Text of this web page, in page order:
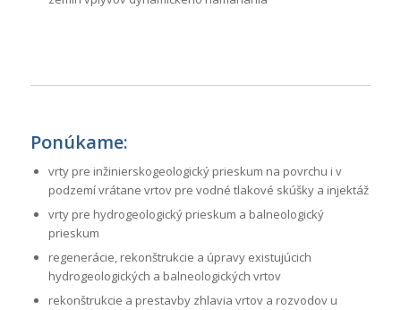
Ponúkame:
vrty pre inžinierskogeologický prieskum na povrchu i v
podzemí vrátane vrtov pre vodné tlakové skúšky a injektáž
vrty pre hydrogeologický prieskum a balneologický
prieskum
regenerácie, rekonštrukcie a úpravy existujúcich
hydrogeologických a balneologických vrtov
rekonštrukcie a prestavby zhlavia vrtov a rozvodov u